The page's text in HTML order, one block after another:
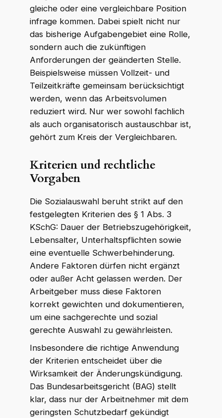
gleiche oder eine vergleichbare Position
infrage kommen. Dabei spielt nicht nur
das bisherige Aufgabengebiet eine Rolle,
sondern auch die zukünftigen
Anforderungen der geänderten Stelle.
Beispielsweise müssen Vollzeit- und
Teilzeitkräfte gemeinsam berücksichtigt
werden, wenn das Arbeitsvolumen
reduziert wird. Nur wer sowohl fachlich
als auch organisatorisch austauschbar ist,
gehört zum Kreis der Vergleichbaren.
Kriterien und rechtliche
Vorgaben
Die Sozialauswahl beruht strikt auf den
festgelegten Kriterien des § 1 Abs. 3
KSchG: Dauer der Betriebszugehörigkeit,
Lebensalter, Unterhaltspflichten sowie
eine eventuelle Schwerbehinderung.
Andere Faktoren dürfen nicht ergänzt
oder außer Acht gelassen werden. Der
Arbeitgeber muss diese Faktoren
korrekt gewichten und dokumentieren,
um eine sachgerechte und sozial
gerechte Auswahl zu gewährleisten.
Insbesondere die richtige Anwendung
der Kriterien entscheidet über die
Wirksamkeit der Änderungskündigung.
Das Bundesarbeitsgericht (BAG) stellt
klar, dass nur der Arbeitnehmer mit dem
geringsten Schutzbedarf gekündigt